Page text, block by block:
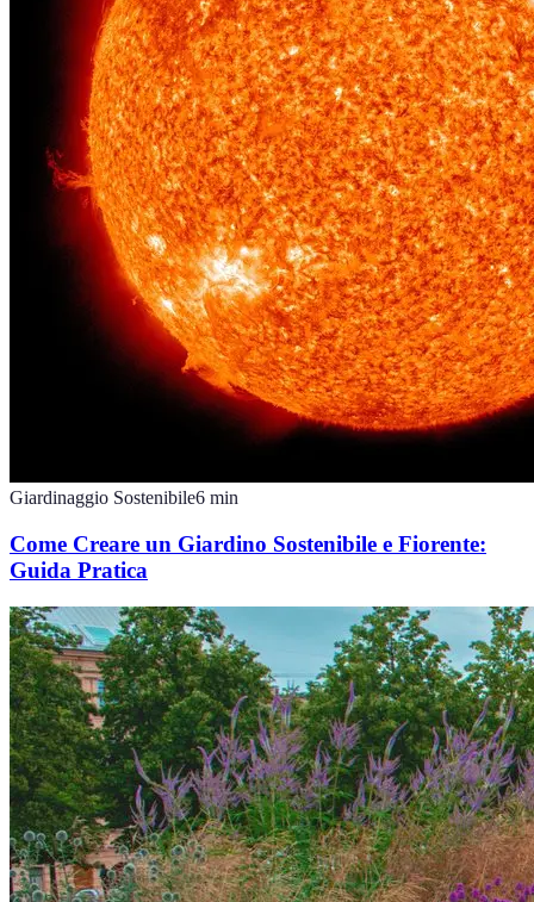
Giardinaggio Sostenibile6 min
Come Creare un Giardino Sostenibile e Fiorente:
Guida Pratica